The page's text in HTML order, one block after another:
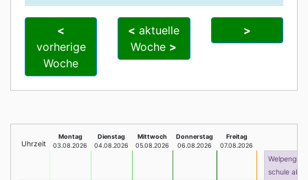
<
vorherige
Woche
< aktuelle
Woche >
>
Uhrzeit
Montag
03.08.2026
Dienstag
04.08.2026
Mittwoch
05.08.2026
Donnerstag
06.08.2026
Freitag
07.08.2026
schule ab